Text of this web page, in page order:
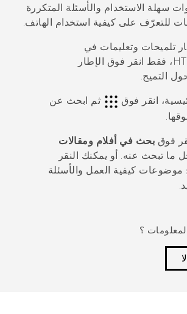
سهلة الاستخدام والأسئلة المتكررة
للتعرّف على كيفية استخدام الهاتف.
تلميحات وتعليمات في
، فقط انقر فوق الإطار
التميح.
انقر فوق
ثم ابحث عن
فوق بحث في أفلام ومقالات
ما تبحث عنه. أو يمكنك النقر
موضوعات كيفية العمل والأسئلة
؟
لا